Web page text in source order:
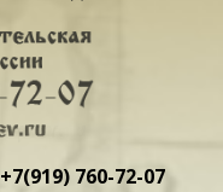
+7(919) 760-72-07